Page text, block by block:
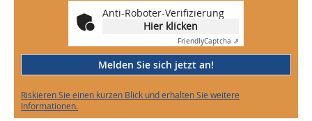
Anti-Roboter-Verifizierung
Hier klicken
FriendlyCaptcha ⇗
Melden Sie sich jetzt an!
Riskieren Sie einen kurzen Blick und erhalten Sie weitere
Informationen.